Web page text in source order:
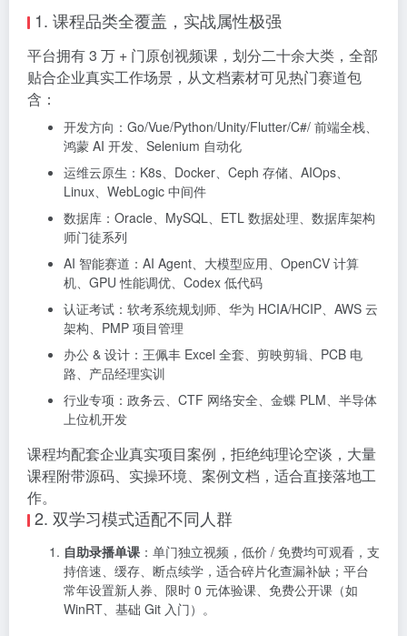
1. 课程品类全覆盖，实战属性极强
平台拥有 3 万 + 门原创视频课，划分二十余大类，全部
贴合企业真实工作场景，从文档素材可见热门赛道包
含：
开发方向：Go/Vue/Python/Unity/Flutter/C#/ 前端全栈、
鸿蒙 AI 开发、Selenium 自动化
运维云原生：K8s、Docker、Ceph 存储、AIOps、
Linux、WebLogic 中间件
数据库：Oracle、MySQL、ETL 数据处理、数据库架构
师门徒系列
AI 智能赛道：AI Agent、大模型应用、OpenCV 计算
机、GPU 性能调优、Codex 低代码
认证考试：软考系统规划师、华为 HCIA/HCIP、AWS 云
架构、PMP 项目管理
办公 & 设计：王佩丰 Excel 全套、剪映剪辑、PCB 电
路、产品经理实训
行业专项：政务云、CTF 网络安全、金蝶 PLM、半导体
上位机开发
课程均配套企业真实项目案例，拒绝纯理论空谈，大量
课程附带源码、实操环境、案例文档，适合直接落地工
作。
2. 双学习模式适配不同人群
自助录播单课 ：单门独立视频，低价 / 免费均可观看，支
持倍速、缓存、断点续学，适合碎片化查漏补缺；平台
常年设置新人券、限时 0 元体验课、免费公开课（如
WinRT、基础 Git 入门）。